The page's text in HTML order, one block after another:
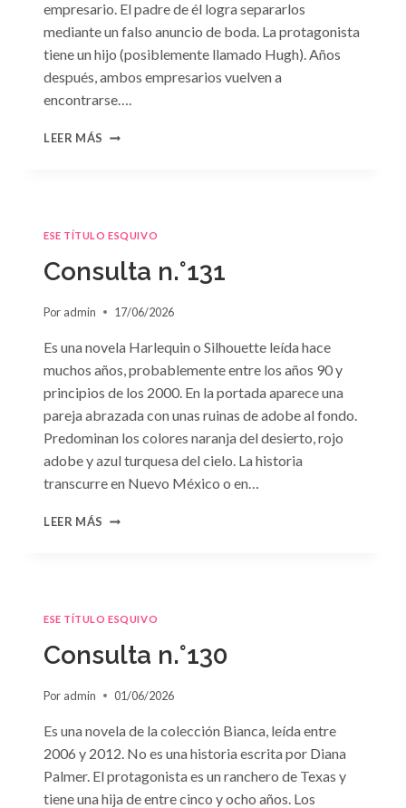
empresario. El padre de él logra separarlos
mediante un falso anuncio de boda. La protagonista
tiene un hijo (posiblemente llamado Hugh). Años
después, ambos empresarios vuelven a
encontrarse….
LEER MÁS CONSULTA
ESE TÍTULO ESQUIVO
Consulta n.°131
Por admin 17/06/2026
Es una novela Harlequin o Silhouette leída hace
muchos años, probablemente entre los años 90 y
principios de los 2000. En la portada aparece una
pareja abrazada con unas ruinas de adobe al fondo.
Predominan los colores naranja del desierto, rojo
adobe y azul turquesa del cielo. La historia
transcurre en Nuevo México o en…
LEER MÁS CONSULTA
ESE TÍTULO ESQUIVO
Consulta n.°130
Por admin 01/06/2026
Es una novela de la colección Bianca, leída entre
2006 y 2012. No es una historia escrita por Diana
Palmer. El protagonista es un ranchero de Texas y
tiene una hija de entre cinco y ocho años. Los